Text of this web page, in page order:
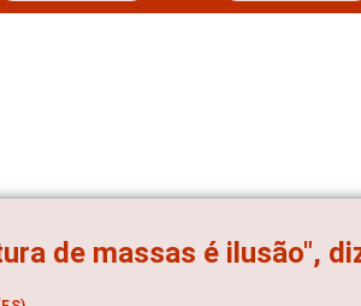
de massas é ilusão",